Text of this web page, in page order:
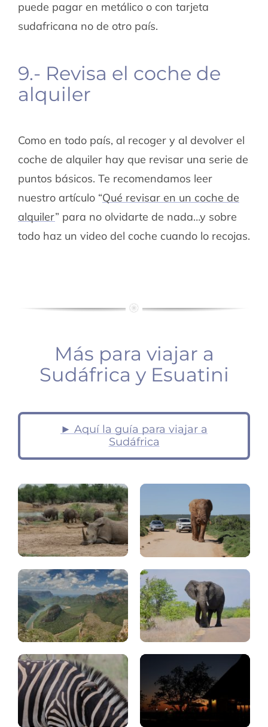
puede pagar en metálico o con tarjeta
sudafricana no de otro país.
9.- Revisa el coche de
alquiler
Como en todo país, al recoger y al devolver el
coche de alquiler hay que revisar una serie de
puntos básicos. Te recomendamos leer
nuestro artículo “Qué revisar en un coche de
alquiler” para no olvidarte de nada…y sobre
todo haz un video del coche cuando lo recojas.
Más para viajar a
Sudáfrica y Esuatini
► Aquí la guía para viajar a
Sudáfrica
viaje
Alquilar
coche
Sudáfrica
(consejos)
Ruta
Panorama
(Sudáfrica)
Kruger
6
Kruger-
consejos
Kruger
dónde
dormir
iSimangaliso
Hlane
parque
nacional
(Esuatini)